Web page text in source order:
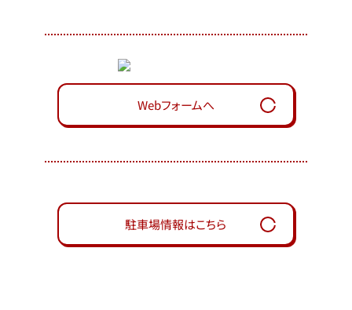
Webフォームへ
駐車場情報はこちら